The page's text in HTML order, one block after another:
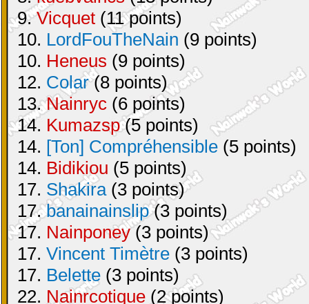
9.Vicquet (11 points)
10. LordFouTheNain (9 points)
10. Heneus (9 points)
12. Colar(8 points)
13.Nainryc (6 points)
14. Kumazsp(5 points)
14. [Ton] Compréhensible (5 points)
14. Bidikiou (5 points)
17. Shakira(3 points)
17.banainainslip(3 points)
17. Nainponey(3 points)
17. Vincent Timètre (3 points)
17. Belette (3 points)
22. Nainrcotique (2 points)